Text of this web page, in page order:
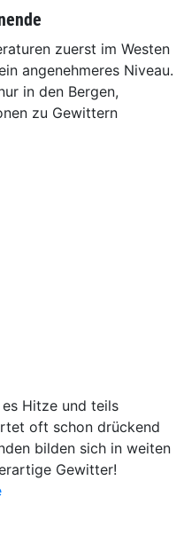
zuerst im Westen
angenehmeres Niveau.
in den Bergen,
zu Gewittern
Hitze und teils
oft schon drückend
bilden sich in weiten
Gewitter!